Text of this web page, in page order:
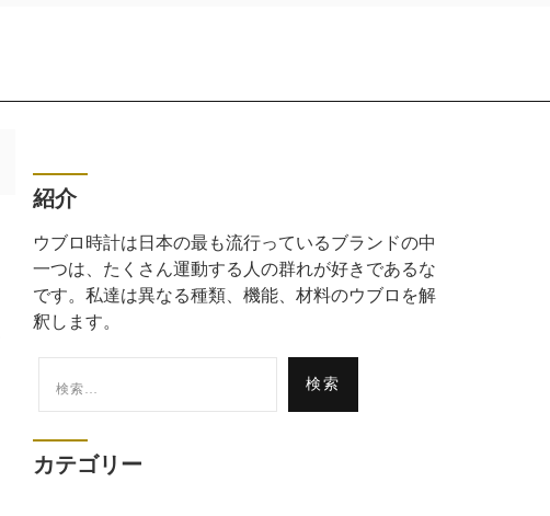
紹介
ウブロ時計は日本の最も流行っているブランドの中
一つは、たくさん運動する人の群れが好きであるな
です。私達は異なる種類、機能、材料のウブロを解
釈します。
索:
カテゴリー